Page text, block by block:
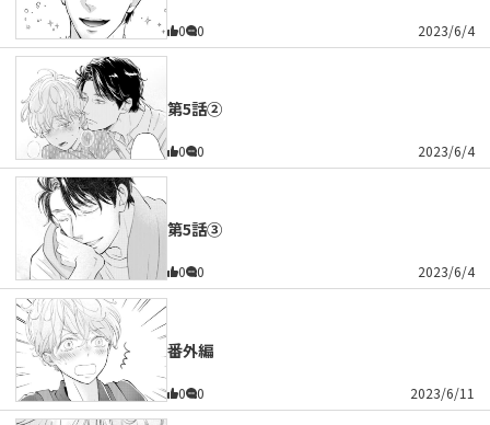
0 0 2023/6/4
第5話②
0 0 2023/6/4
第5話③
0 0 2023/6/4
番外編
0 0 2023/6/11